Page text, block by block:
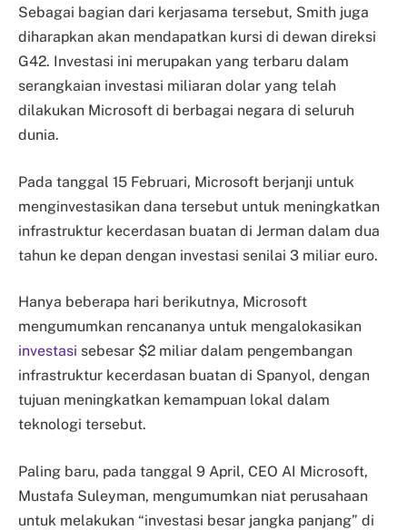
Sebagai bagian dari kerjasama tersebut, Smith juga
diharapkan akan mendapatkan kursi di dewan direksi
G42. Investasi ini merupakan yang terbaru dalam
serangkaian investasi miliaran dolar yang telah
dilakukan Microsoft di berbagai negara di seluruh
dunia.
Pada tanggal 15 Februari, Microsoft berjanji untuk
menginvestasikan dana tersebut untuk meningkatkan
infrastruktur kecerdasan buatan di Jerman dalam dua
tahun ke depan dengan investasi senilai 3 miliar euro.
Hanya beberapa hari berikutnya, Microsoft
mengumumkan rencananya untuk mengalokasikan
investasi sebesar $2 miliar dalam pengembangan
infrastruktur kecerdasan buatan di Spanyol, dengan
tujuan meningkatkan kemampuan lokal dalam
teknologi tersebut.
Paling baru, pada tanggal 9 April, CEO AI Microsoft,
Mustafa Suleyman, mengumumkan niat perusahaan
untuk melakukan “investasi besar jangka panjang” di